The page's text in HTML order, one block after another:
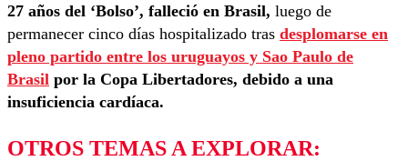
27 años del ‘Bolso’, falleció en Brasil, luego de
permanecer cinco días hospitalizado tras desplomarse en
pleno partido entre los uruguayos y Sao Paulo de
Brasil por la Copa Libertadores, debido a una
insuficiencia cardíaca.
OTROS TEMAS A EXPLORAR: